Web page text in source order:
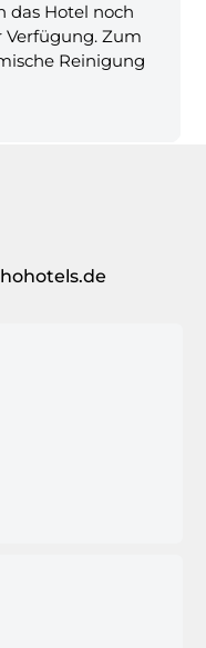
das Hotel noch
Verfügung. Zum
Reinigung